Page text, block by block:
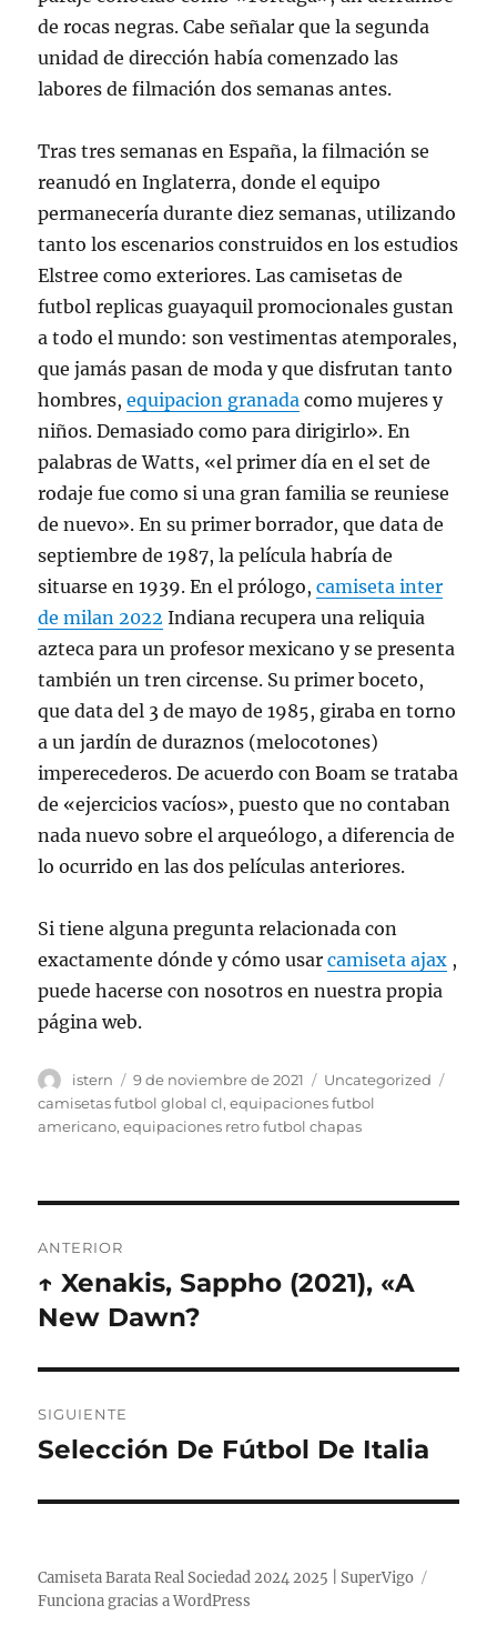
de rocas negras. Cabe señalar que la segunda
unidad de dirección había comenzado las
labores de filmación dos semanas antes.
Tras tres semanas en España, la filmación se
reanudó en Inglaterra, donde el equipo
permanecería durante diez semanas, utilizando
tanto los escenarios construidos en los estudios
Elstree como exteriores. Las camisetas de
futbol replicas guayaquil promocionales gustan
a todo el mundo: son vestimentas atemporales,
que jamás pasan de moda y que disfrutan tanto
hombres,equipacion granada como mujeres y
niños. Demasiado como para dirigirlo». En
palabras de Watts, «el primer día en el set de
rodaje fue como si una gran familia se reuniese
de nuevo». En su primer borrador, que data de
septiembre de 1987, la película habría de
situarse en 1939. En el prólogo,camiseta inter
de milan 2022 Indiana recupera una reliquia
azteca para un profesor mexicano y se presenta
también un tren circense. Su primer boceto,
que data del 3 de mayo de 1985, giraba en torno
a un jardín de duraznos (melocotones)
imperecederos. De acuerdo con Boam se trataba
de «ejercicios vacíos», puesto que no contaban
nada nuevo sobre el arqueólogo, a diferencia de
lo ocurrido en las dos películas anteriores.
Si tiene alguna pregunta relacionada con
exactamente dónde y cómo usarcamiseta ajax ,
puede hacerse con nosotros en nuestra propia
página web.
Autor
istern
Publicado
el
9 de noviembre de 2021 Categorías
Uncategorized
camisetas futbol global cl,equipaciones futbol
americano,equipaciones retro futbol chapas
de
entradas
ANTERIOR
Entrada
anterior:
↑ Xenakis, Sappho (2021), «A
New Dawn?
SIGUIENTE
Entrada
Selección De Fútbol De Italia
Camiseta Barata Real Sociedad 2024 2025 | SuperVigo
Funciona gracias a WordPress